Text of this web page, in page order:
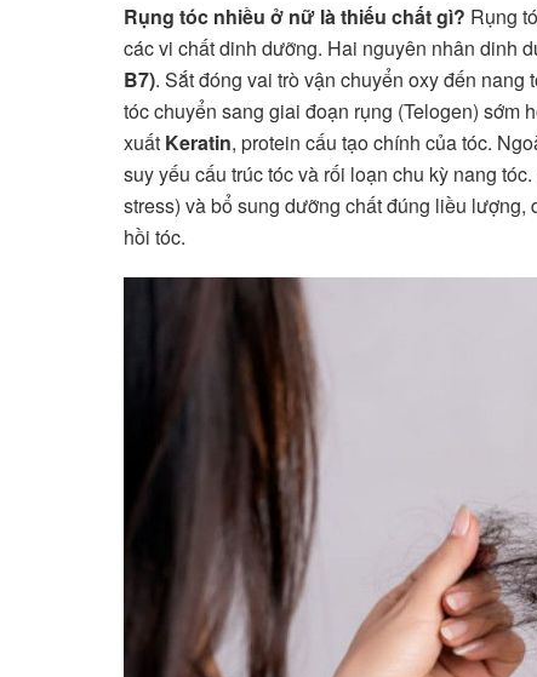
Rụng tóc nhiều ở nữ là thiếu chất gì? Rụng
các vi chất dinh dưỡng. Hai nguyên nhân dinh
B7). Sắt đóng vai trò vận chuyển oxy đến
tóc chuyển sang giai đoạn rụng (Telogen) sớm
xuất Keratin, protein cấu tạo chính của tóc.
suy yếu cấu trúc tóc và rối loạn chu kỳ nang
stress) và bổ sung dưỡng chất đúng liều
hồi tóc.